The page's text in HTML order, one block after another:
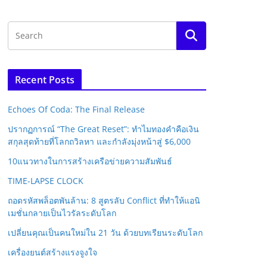
Recent Posts
Echoes Of Coda: The Final Release
ปรากฏการณ์ “The Great Reset”: ทำไมทองคำคือเงิน
สกุลสุดท้ายที่โลกถวิลหา และกำลังมุ่งหน้าสู่ $6,000
10แนวทางในการสร้างเครือข่ายความสัมพันธ์
TIME-LAPSE CLOCK
ถอดรหัสพล็อตพันล้าน: 8 สูตรลับ Conflict ที่ทำให้แอนิ
เมชั่นกลายเป็นไวรัลระดับโลก
เปลี่ยนคุณเป็นคนใหม่ใน 21 วัน ด้วยบทเรียนระดับโลก
เครื่องยนต์สร้างแรงจูงใจ